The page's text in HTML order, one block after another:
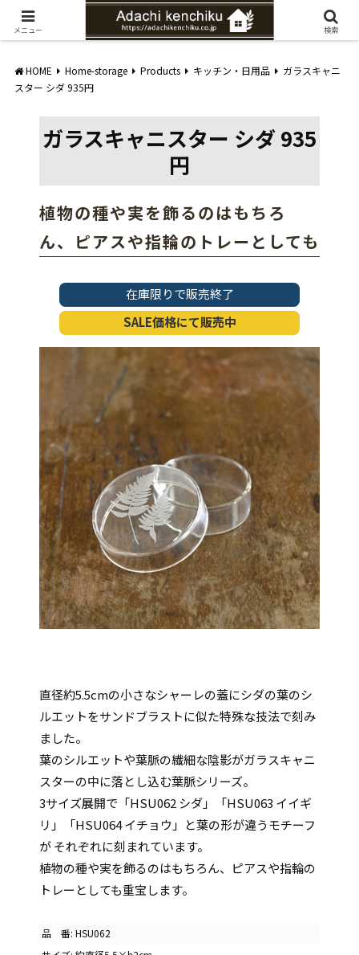
愛知県みよし市の工務店。自然素材を使ったナチュラルな家づくりをご提案
HOME Home-storage Products キッチン・日用品
ガラスキャニ
スター シダ 935円
ガラスキャニスター シダ 935
円
植物の種や実を飾るのはもちろ
ん、ピアスや指輪のトレーとしても
在庫限りで販売終了
SALE価格にて販売中
直径約5.5cmの小さなシャーレの蓋にシダの葉のシ
ルエットをサンドブラストに似た特殊な技法で刻み
ました。
葉のシルエットや葉脈の繊細な陰影がガラスキャニ
スターの中に落とし込む葉脈シリーズ。
3サイズ展開で「HSU062 シダ」「HSU063 イイギ
リ」「HSU064 イチョウ」と葉の形が違うモチーフ
が それぞれに刻まれています。
植物の種や実を飾るのはもちろん、ピアスや指輪の
トレーとしても重宝します。
品 番: HSU062
メニュー 検索